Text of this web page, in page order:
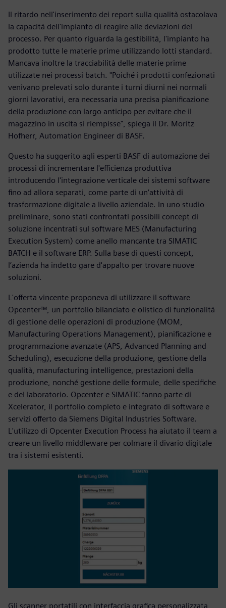
Il ritardo nell'inserimento dei report sulla qualità ostacolava
la capacità dell'impianto di reagire alle deviazioni del
processo. Per quanto riguarda la gestibilità, l'impianto ha
prodotto tutte le materie prime utilizzando lotti standard.
Mancava inoltre la tracciabilità delle materie prime
utilizzate nei processi batch. "Poiché i prodotti confezionati
venivano prelevati solo durante i turni diurni nei normali
giorni lavorativi, era necessaria una precisa pianificazione
della produzione con largo anticipo per evitare che il
magazzino in uscita si riempisse", spiega il Dr. Moritz
Hofherr, Automation Engineer di BASF.
Questo ha suggerito agli esperti BASF di automazione dei
processi di incrementare l'efficienza produttiva
introducendo l'integrazione verticale dei sistemi software
fino ad allora separati, come parte di un’attività di
trasformazione digitale a livello aziendale. In uno studio
preliminare, sono stati confrontati possibili concept di
soluzione incentrati sul software MES (Manufacturing
Execution System) come anello mancante tra SIMATIC
BATCH e il software ERP. Sulla base di questi concept,
l’azienda ha indetto gare d'appalto per trovare nuove
soluzioni.
L'offerta vincente proponeva di utilizzare il software
Opcenter™, un portfolio bilanciato e olistico di funzionalità
di gestione delle operazioni di produzione (MOM,
Manufacturing Operations Management), pianificazione e
programmazione avanzate (APS, Advanced Planning and
Scheduling), esecuzione della produzione, gestione della
qualità, manufacturing intelligence, prestazioni della
produzione, nonché gestione delle formule, delle specifiche
e del laboratorio. Opcenter e SIMATIC fanno parte di
Xcelerator, il portfolio completo e integrato di software e
servizi offerto da Siemens Digital Industries Software.
L'utilizzo di Opcenter Execution Process ha aiutato il team a
creare un livello middleware per colmare il divario digitale
tra i sistemi esistenti.
Gli scanner portatili con interfaccia grafica personalizzata